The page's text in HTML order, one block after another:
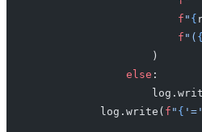
                        f
" {
                        f
"( {
                    )
                else
:
            log.write(
f " { '='